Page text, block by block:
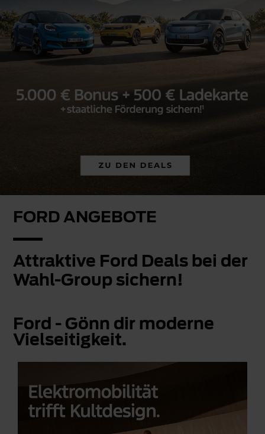
FORD ANGEBOTE
Attraktive Ford Deals bei der
Wahl-Group sichern!
Ford - Gönn dir moderne
Vielseitigkeit.